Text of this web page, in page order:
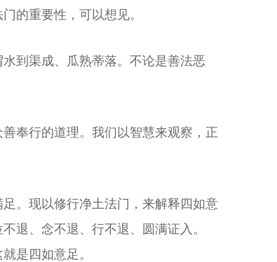
的重要性，可以想见。
到渠成、瓜熟蒂落。不论是善法恶
奉行的道理。我们以智慧来观察，正
。现以修行净土法门，来解释四如意
退、念不退、行不退、圆满证入。
是四如意足。